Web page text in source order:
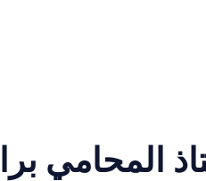
المحامي